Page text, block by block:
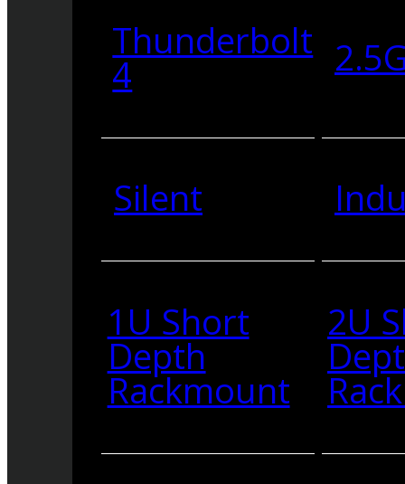
Thunderbolt
4
Silent
1U Short
Depth
Rackmount
2U